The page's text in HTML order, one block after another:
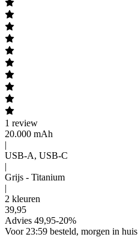
1 review
20.000 mAh
|
USB-A, USB-C
|
Grijs - Titanium
|
2 kleuren
39,95
Advies 49,95-20%
Voor 23:59 besteld, morgen in huis